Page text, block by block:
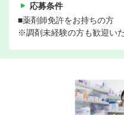
応募条件
■薬剤師免許をお持ちの方
※調剤未経験の方も歓迎いた